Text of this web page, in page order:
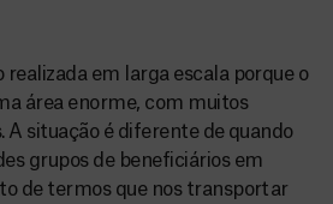
realizada em larga escala porque o
área enorme, com muitos
A situação é diferente de quando
grupos de beneficiários em
de termos que nos transportar